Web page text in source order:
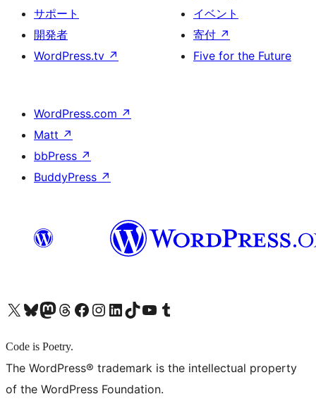
サポート
開発者
WordPress.tv ↗
イベント
寄付 ↗
Five for the Future
WordPress.com ↗
Matt ↗
bbPress ↗
BuddyPress ↗
X (旧 Twitter) アカウントへBluesky アカウントへMastodon アカウントへThreads アカウントへ Facebook ページへInstagram アカウントへ LinkedIn アカウントへTikTok アカウントへYouTube チャンネルへ Tumblr アカウントへ
Code is Poetry.
The WordPress® trademark is the intellectual property
of the WordPress Foundation.